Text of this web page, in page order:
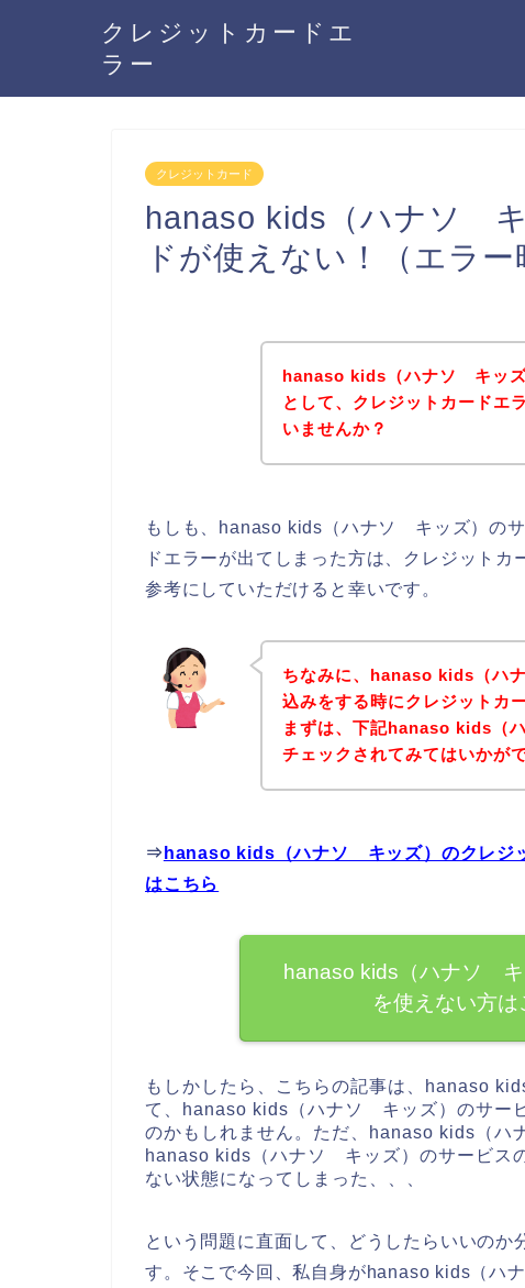
クレジットカードエ
ラー
クレジットカード
hanaso kids（ハナソ
ドが使えない！（エラー
hanaso kids（ハナソ キッズ
として、クレジットカードエ
いませんか？
もしも、hanaso kids（ハナソ キッズ）の
ドエラーが出てしまった方は、クレジット
参考にしていただけると幸いです。
ちなみに、hanaso kids（ハ
込みをする時にクレジットカ
まずは、下記hanaso kids（
チェックされてみてはいかが
⇒ hanaso kids（ハナソ キッズ）のクレジ
はこちら
hanaso kids（ハナソ キ
を使えない方
もしかしたら、こちらの記事は、hanaso
て、hanaso kids（ハナソ キッズ）のサー
のかもしれません。ただ、hanaso kids（
hanaso kids（ハナソ キッズ）のサービス
ない状態になってしまった、、、
という問題に直面して、どうしたらいいのか
す。そこで今回、私自身がhanaso kids（ハ